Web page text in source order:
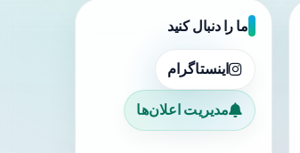
ما را دنبال کنید
اینستاگرام
مدیریت اعلان‌ها